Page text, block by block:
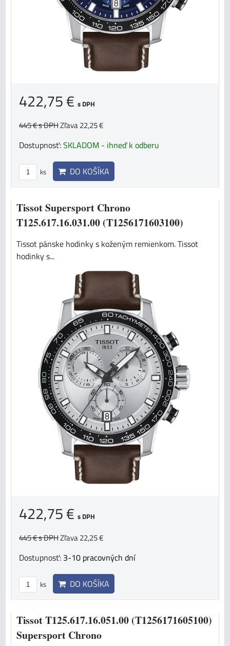
422,75 € s DPH
445 €s DPHZľava 22,25 €
Dostupnosť:SKLADOM - ihneď k odberu
ks DO KOŠÍKA
Tissot Supersport Chrono
T125.617.16.031.00 (T1256171603100)
Tissot pánske hodinky s koženým remienkom. Tissot
hodinky s...
422,75 € s DPH
445 €s DPHZľava 22,25 €
Dostupnosť: 3-10 pracovných dní
ks DO KOŠÍKA
Tissot T125.617.16.051.00 (T1256171605100)
Supersport Chrono